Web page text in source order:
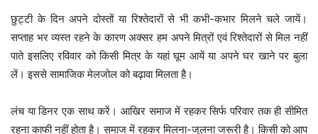
छुट्टी के दिन अपने दोस्तों या रिश्तेदारों से भी कभी-कभार मिलने चले जायें।
सप्ताह भर व्यस्त रहने के कारण अक्सर हम अपने मित्रों एवं रिश्तेदारों से मिल नहीं
पाते इसलिए रविवार को किसी मित्र के यहां घूम आयें या अपने घर खाने पर बुला
लें। इससे सामाजिक मेलजोल को बढ़ावा मिलता है।
लंच या डिनर एक साथ करें। आखिर समाज में रहकर सिर्फ परिवार तक ही सीमित
रहना काफी नहीं होता है। समाज में रहकर मिलना-जुलना जरूरी है। किसी को आप